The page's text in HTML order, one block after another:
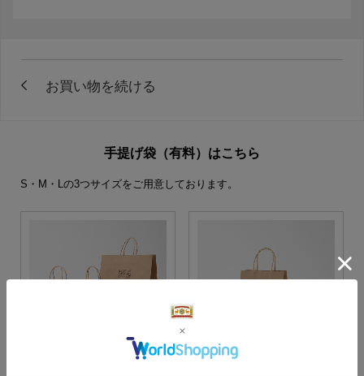
手提げ袋（有料）はこちら
S・M・Lの3つサイズをご用意しております。